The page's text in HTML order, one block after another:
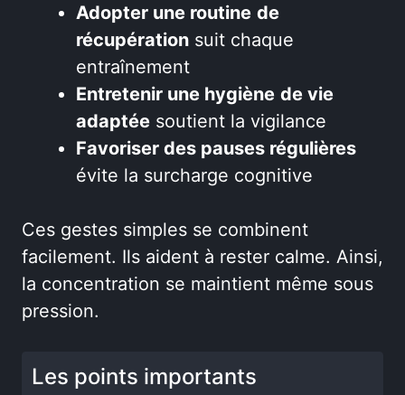
Adopter une routine de
récupération suit chaque
entraînement
Entretenir une hygiène de vie
adaptée soutient la vigilance
Favoriser des pauses régulières
évite la surcharge cognitive
Ces gestes simples se combinent
facilement. Ils aident à rester calme. Ainsi,
la concentration se maintient même sous
pression.
Les points importants